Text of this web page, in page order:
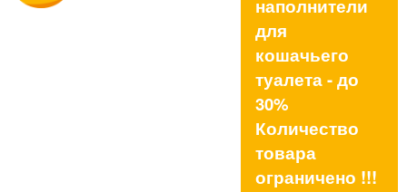
наполнители
для
кошачьего
туалета - до
30%
Количество
товара
ограничено !!!